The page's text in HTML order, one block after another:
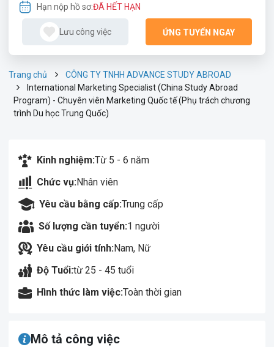
Hạn nộp hồ sơ:ĐÃ HẾT HẠN
Lưu công việc ỨNG TUYỂN NGAY
Trang chủ
CÔNG TY TNHH ADVANCE STUDY ABROAD
International Marketing Specialist (China Study Abroad
Program) - Chuyên viên Marketing Quốc tế (Phụ trách chương
trình Du học Trung Quốc)
Kinh nghiệm:Từ 5 - 6 năm
Chức vụ:Nhân viên
Yêu cầu bằng cấp:Trung cấp
Số lượng cần tuyển:1 người
Yêu cầu giới tính:Nam, Nữ
Độ Tuổi:từ 25 - 45 tuổi
Hình thức làm việc:Toàn thời gian
Mô tả công việc